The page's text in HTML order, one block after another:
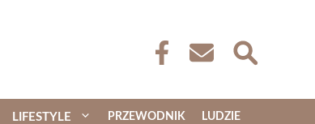
LIFESTYLE PRZEWODNIK LUDZIE